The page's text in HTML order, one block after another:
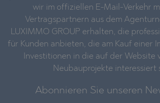
wir im offiziellen E-Mail-Verkehr
Vertragspartnern aus dem
LUXIMMO GROUP erhalten, die
für Kunden anbieten, die am Kauf einer
Investitionen in die auf der Website
Neubauprojekte interessiert
Abonnieren Sie unseren